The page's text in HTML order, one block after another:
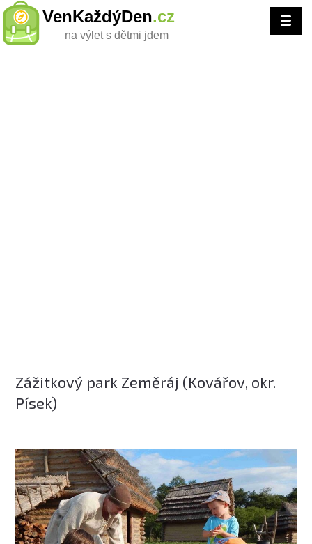
VenKaždýDen.cz
na výlet s dětmi jdem
Zážitkový park Zeměráj (Kovářov, okr.
Písek)